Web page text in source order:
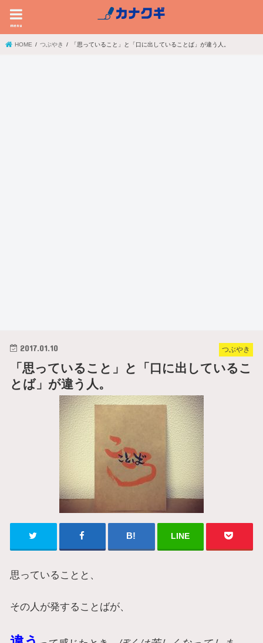
menu
HOME つぶやき 「思っていること」と「口に出していることば」が違う人。
つぶやき
2017.01.10
「思っていること」と「口に出しているこ
とば」が違う人。
LINE
思っていることと、
その人が発することばが、